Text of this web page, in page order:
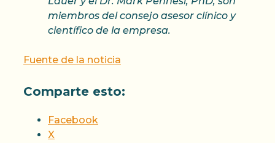
miembros del consejo asesor clínico y
científico de la empresa.
Fuente de la noticia
Comparte esto:
Facebook
X